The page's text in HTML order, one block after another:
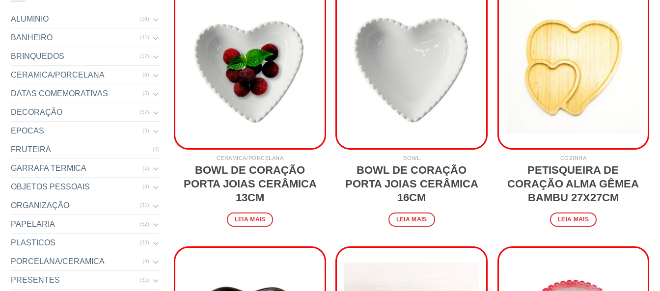
ALUMINIO (14)
BANHEIRO (11)
BRINQUEDOS (17)
CERAMICA/PORCELANA (8)
DATAS COMEMORATIVAS (5)
DECORAÇÃO (57)
EPOCAS (3)
FRUTEIRA (1)
GARRAFA TERMICA (1)
OBJETOS PESSOAIS (4)
ORGANIZAÇÃO (31)
PAPELARIA (52)
PLASTICOS (33)
PORCELANA/CERAMICA (4)
PRESENTES (31)
CERAMICA/PORCELANA
BOWL DE CORAÇÃO
PORTA JOIAS CERÂMICA
13CM
LEIA MAIS
BOWL
BOWL DE CORAÇÃO
PORTA JOIAS CERÂMICA
16CM
LEIA MAIS
COZINHA
PETISQUEIRA DE
CORAÇÃO ALMA GÊMEA
BAMBU 27X27CM
LEIA MAIS